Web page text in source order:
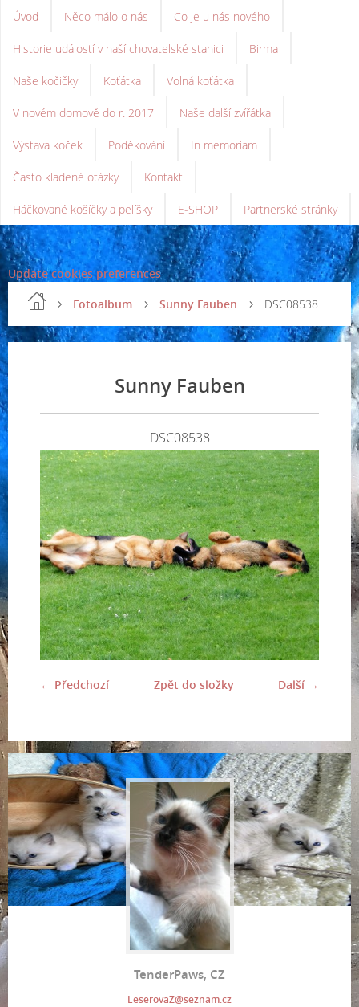
Úvod Něco málo o nás Co je u nás nového
Historie událostí v naší chovatelské stanici Birma
Naše kočičky Koťátka Volná koťátka
V novém domově do r. 2017 Naše další zvířátka
Výstava koček Poděkování In memoriam
Často kladené otázky Kontakt
Háčkované košíčky a pelíšky E-SHOP Partnerské stránky
Update cookies preferences
Fotoalbum
Sunny Fauben DSC08538
Sunny Fauben
DSC08538
← Předchozí Další →
Zpět do složky
TenderPaws, CZ
LeserovaZ@seznam.cz